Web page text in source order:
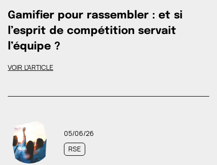
Gamifier pour rassembler : et si
l’esprit de compétition servait
l’équipe ?
VOIR L'ARTICLE
05/06/26
RSE